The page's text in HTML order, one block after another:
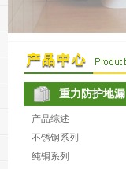
重力防护地漏
产品综述
不锈钢系列
纯铜系列